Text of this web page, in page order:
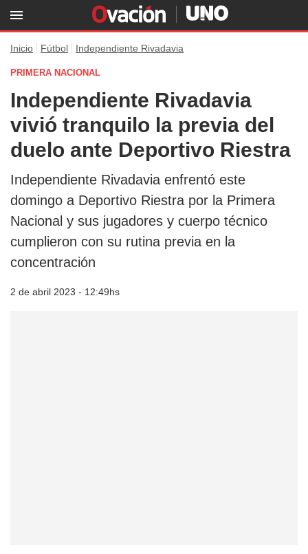
Inicio Fútbol Independiente Rivadavia
PRIMERA NACIONAL
Independiente Rivadavia
vivió tranquilo la previa del
duelo ante Deportivo Riestra
Independiente Rivadavia enfrentó este
domingo a Deportivo Riestra por la Primera
Nacional y sus jugadores y cuerpo técnico
cumplieron con su rutina previa en la
concentración
2 de abril 2023 - 12:49hs